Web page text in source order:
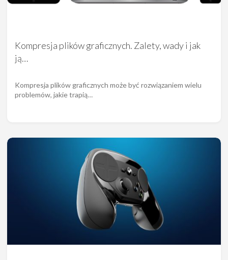
Kompresja plików graficznych. Zalety, wady i jak
ją…
Kompresja plików graficznych może być rozwiązaniem wielu
problemów, jakie trapią…